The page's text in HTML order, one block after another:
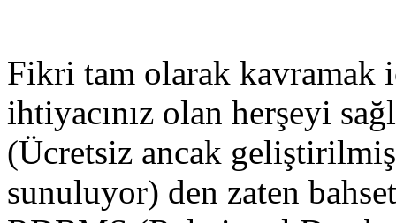
Fikri tam olarak
ihtiyacınız olan herşeyi
(Ücretsiz ancak
sunuluyor) den zaten